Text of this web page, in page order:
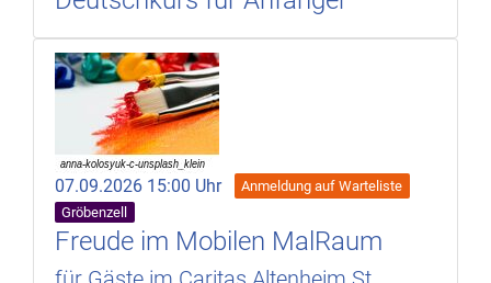
07.09.2026 15:00 Uhr
Anmeldung auf Warteliste
Gröbenzell
Freude im Mobilen MalRaum